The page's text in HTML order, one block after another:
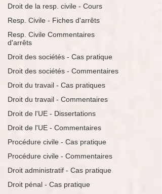
Droit de la resp. civile - Cours
Resp. Civile - Fiches d'arrêts
Resp. Civile Commentaires
d'arrêts
Droit des sociétés - Cas pratique
Droit des sociétés - Commentaires
Droit du travail - Cas pratiques
Droit du travail - Commentaires
Droit de l'UE - Dissertations
Droit de l'UE - Commentaires
Procédure civile - Cas pratique
Procédure civile - Commentaires
Droit administratif - Cas pratique
Droit pénal - Cas pratique